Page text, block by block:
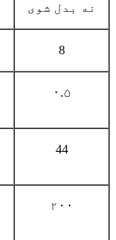
نه بدل شوی
8
۰.۵
44
۲۰۰